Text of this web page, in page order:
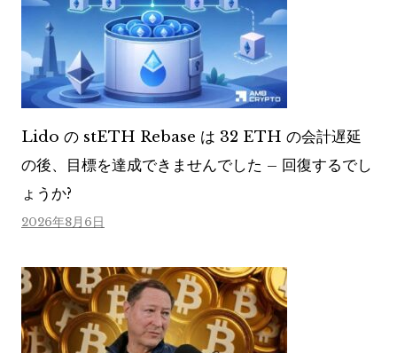
Lido の stETH Rebase は 32 ETH の会計遅延
の後、目標を達成できませんでした – 回復するでし
ょうか?
2026年8月6日